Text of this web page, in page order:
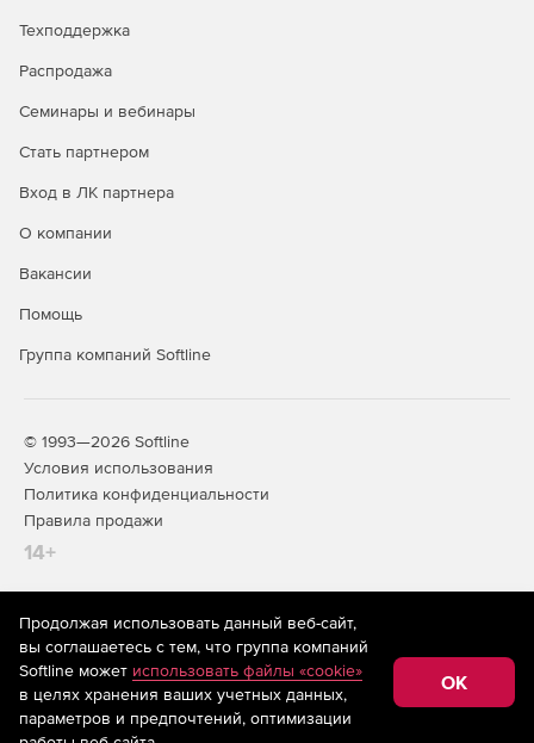
Техподдержка
Распродажа
Семинары и вебинары
Стать партнером
Вход в ЛК партнера
О компании
Вакансии
Помощь
Группа компаний Softline
© 1993—2026 Softline
Условия использования
Политика конфиденциальности
Правила продажи
14+
На информационном ресурсе store.softline.ru применяются
рекомендательные технологии(информационные технологии
предоставления информации на основе сбора,
систематизации и анализа сведений, относящихся к
предпочтениям пользователей сети «Интернет»,
находящихся на территории Российской Федерации)
Продолжая использовать данный веб-сайт,
вы соглашаетесь с тем, что группа компаний
Softline может использовать файлы «cookie»
в целях хранения ваших учетных данных,
параметров и предпочтений, оптимизации
OK